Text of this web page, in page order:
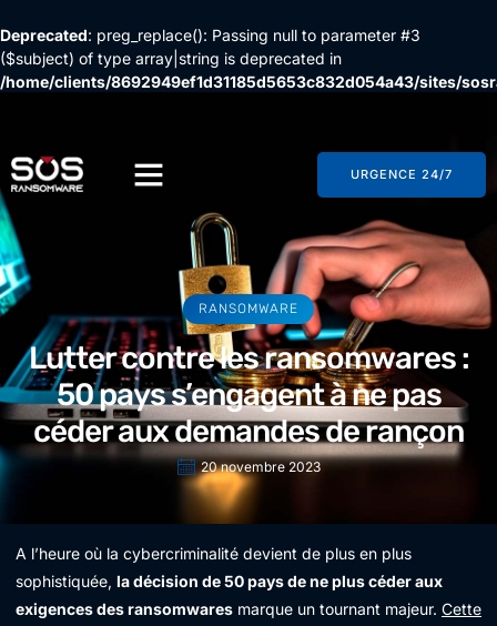
Deprecated: preg_replace(): Passing null to parameter #3
($subject) of type array|string is deprecated in
/home/clients/8692949ef1d31185d5653c832d054a43/sites/
URGENCE 24/7
RANSOMWARE
Lutter contre les ransomwares :
50 pays s’engagent à ne pas
céder aux demandes de rançon
20 novembre 2023
A l’heure où la cybercriminalité devient de plus en plus
sophistiquée, la décision de 50 pays de ne plus céder aux
exigences des ransomwares marque un tournant majeur. Cette